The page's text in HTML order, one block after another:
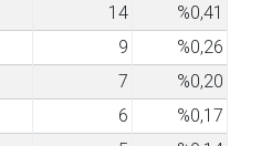
14
%0,41
9
%0,26
7
%0,20
6
%0,17